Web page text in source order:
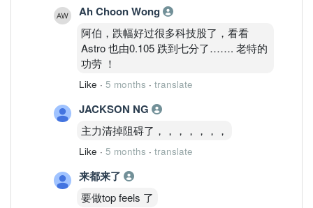
​✅ Kossan 的优点（我为什么看好它的防
御性）：
​资产负债表： Kossan 的净现金水平比
Harta 更惊人，每股现金含金量极高，是
​非手套业务对冲： 它的技术橡胶
（TRP）业务在手套低迷期提供了额外的
​估值性价比： 相比 Harta 较高的龙头溢
Ah Choon Wong
阿伯，跌幅好过很多科技股了，看看
Astro 也由0.105 跌到七分了……. 老特的
功劳 ！
Like · 5 months · translate
JACKSON NG
主力清掉阻碍了，，，，，，，
Like · 5 months · translate
来都来了
要做top feels 了